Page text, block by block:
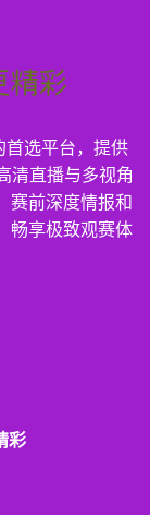
首选平台，提供
清直播与多视角
赛前深度情报和
畅享极致观赛体
彩